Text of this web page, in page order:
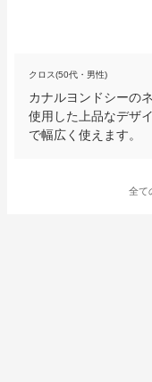
クロス(50代・男性)
カナルヨンドシーの
使用した上品なデザ
で幅広く使えます。
全て